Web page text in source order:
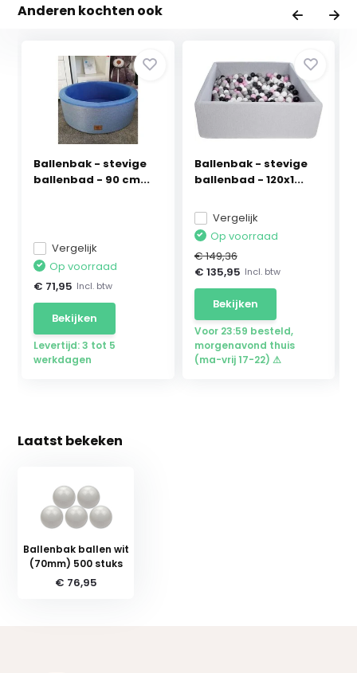
Anderen kochten ook
Ballenbak - stevige
ballenbad - 90 cm...
Vergelijk
Op voorraad
€ 71,95 Incl. btw
Bekijken
Levertijd: 3 tot 5
werkdagen
Ballenbak - stevige
ballenbad - 120x1...
Vergelijk
Op voorraad
€ 149,36
€ 135,95 Incl. btw
Bekijken
Voor 23:59 besteld,
morgenavond thuis
(ma-vrij 17-22) ⚠
Laatst bekeken
Ballenbak ballen wit
(70mm) 500 stuks
€ 76,95